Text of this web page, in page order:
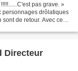
pas grave. »
personnages drôlatiques
de retour. Avec ces
Directeur